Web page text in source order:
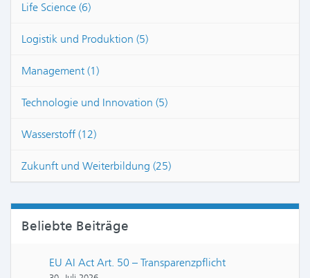
Life Science (6)
Logistik und Produktion (5)
Management (1)
Technologie und Innovation (5)
Wasserstoff (12)
Zukunft und Weiterbildung (25)
Beliebte Beiträge
EU AI Act Art. 50 – Transparenzpflicht